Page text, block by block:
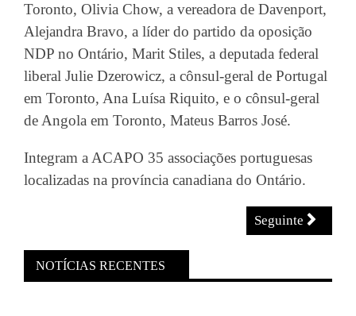
Toronto, Olivia Chow, a vereadora de Davenport,
Alejandra Bravo, a líder do partido da oposição
NDP no Ontário, Marit Stiles, a deputada federal
liberal Julie Dzerowicz, a cônsul-geral de Portugal
em Toronto, Ana Luísa Riquito, e o cônsul-geral
de Angola em Toronto, Mateus Barros José.
Integram a ACAPO 35 associações portuguesas
localizadas na província canadiana do Ontário.
Seguinte
NOTÍCIAS RECENTES